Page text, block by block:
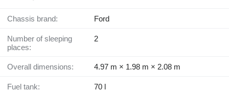
Chassis brand: Ford
Number of sleeping
places:
2
Overall dimensions: 4.97 m × 1.98 m × 2.08 m
Fuel tank: 70 l